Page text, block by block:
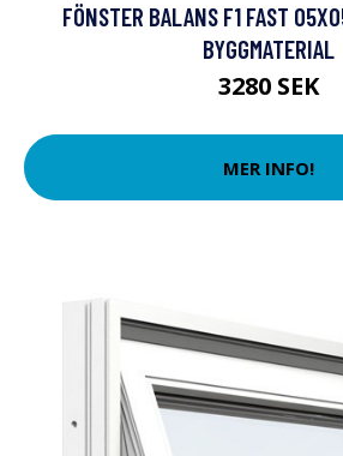
FÖNSTER BALANS F1 FAST
BYGGMATERIAL
3280 SEK
MER INFO!